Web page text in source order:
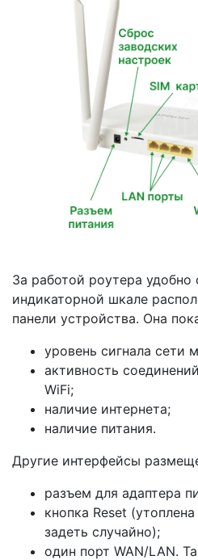
За работой роутера удобно
индикаторной шкале
панели устройства. Она
уровень сигнала сети
активность
WiFi;
наличие интернета;
наличие питания.
Другие интерфейсы
разъем для адаптера
кнопка Reset
задеть случайно);
один порт WAN/LAN.